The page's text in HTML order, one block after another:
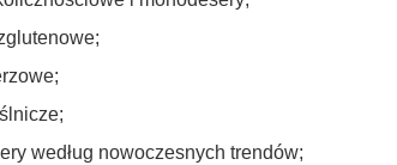
według nowoczesnych trendów;